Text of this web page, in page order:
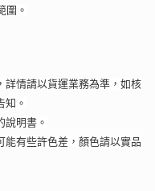
圍。
情請以貨運業務為準，如核
知。
明書。
有些許色差，顏色請以實品